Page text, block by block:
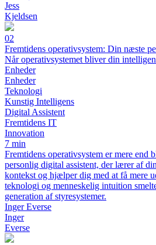
Jess
Kjeldsen
02
Fremtidens operativsystem: Din næste
Når operativsystemet bliver din
Enheder
Enheder
Teknologi
Kunstig Intelligens
Digital Assistent
Fremtidens IT
Innovation
7 min
Fremtidens operativsystem er mere end
personlig digital assistent, der lærer af
kontekst og hjælper dig med at få mere
teknologi og menneskelig intuition
generation af styresystemer.
Inger Everse
Inger
Everse